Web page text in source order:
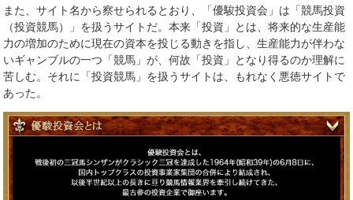
また、サイト名から察せられるとおり、「優駿投資会」は「競馬投資
（投資競馬）」を扱うサイトだ。本来「投資」とは、将来的な生産能
力の増加のために現在の資本を投じる動きを指し、生産能力が伴わな
いギャンブルの一つ「競馬」が、何故「投資」となり得るのか理解に
苦しむ。それに「投資競馬」を扱うサイトは、もれなく悪徳サイトで
あった。